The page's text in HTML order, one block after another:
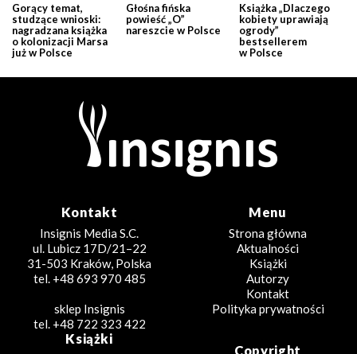
Gorący temat,
studzące wnioski:
nagradzana książka
o kolonizacji Marsa
już w Polsce
Głośna fińska
powieść „O”
nareszcie w Polsce
Książka „Dlaczego
kobiety uprawiają
ogrody”
bestsellerem
w Polsce
Kontakt
Insignis Media S.C.
ul. Lubicz 17D/21–22
31-503 Kraków, Polska
tel. +48 693 970 485
sklep Insignis
tel. +48 722 323 422
Menu
Strona główna
Aktualności
Książki
Autorzy
Kontakt
Polityka prywatności
Książki
Copyright